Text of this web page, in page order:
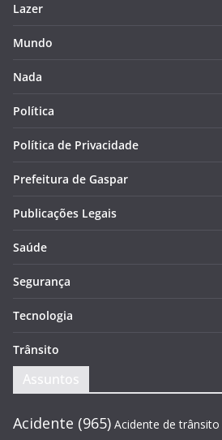
Lazer
Mundo
Nada
Política
Política de Privacidade
Prefeitura de Gaspar
Publicações Legais
Saúde
Segurança
Tecnologia
Trânsito
Assuntos
Acidente (965) Acidente de trânsito